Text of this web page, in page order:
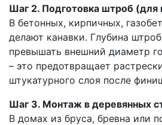
Шаг 2. Подготовка штроб
В бетонных, кирпичных,
делают канавки. Глубина
превышать внешний диаметр
– это предотвращает
штукатурного слоя после
Шаг 3. Монтаж в деревянных
В домах из бруса, бревна или